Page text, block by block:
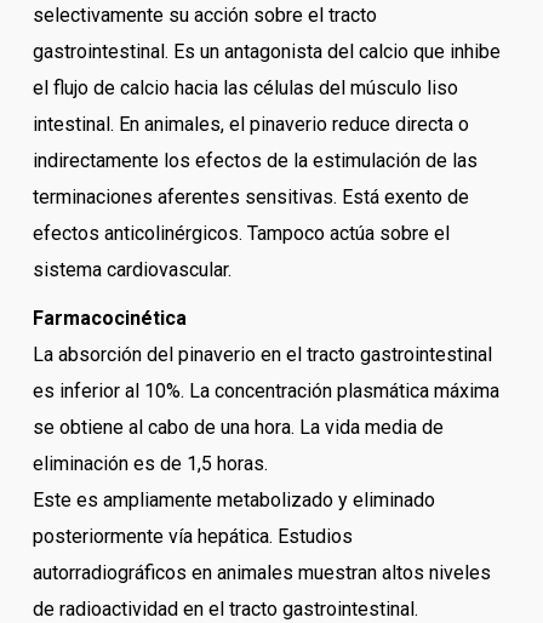
selectivamente su acción sobre el tracto
gastrointestinal. Es un antagonista del calcio que inhibe
el flujo de calcio hacia las células del músculo liso
intestinal. En animales, el pinaverio reduce directa o
indirectamente los efectos de la estimulación de las
terminaciones aferentes sensitivas. Está exento de
efectos anticolinérgicos. Tampoco actúa sobre el
sistema cardiovascular.
Farmacocinética
La absorción del pinaverio en el tracto gastrointestinal
es inferior al 10%. La concentración plasmática máxima
se obtiene al cabo de una hora. La vida media de
eliminación es de 1,5 horas.
Este es ampliamente metabolizado y eliminado
posteriormente vía hepática. Estudios
autorradiográficos en animales muestran altos niveles
de radioactividad en el tracto gastrointestinal.